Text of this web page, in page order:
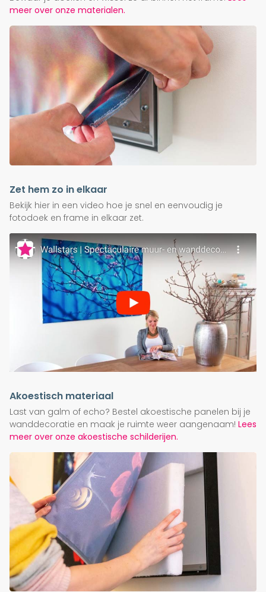
meer over onze materialen.
Zet hem zo in elkaar
Bekijk hier in een video hoe je snel en eenvoudig je
fotodoek en frame in elkaar zet.
Akoestisch materiaal
Last van galm of echo? Bestel akoestische panelen bij je
wanddecoratie en maak je ruimte weer aangenaam! Lees
meer over onze akoestische schilderijen.